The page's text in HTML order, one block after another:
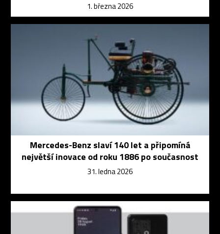
1. března 2026
Mercedes-Benz slaví 140 let a připomíná
největší inovace od roku 1886 po současnost
31. ledna 2026